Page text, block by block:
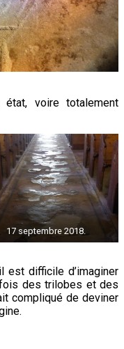
voire totalement
17 septembre 2018.
est difficile d’imaginer
des trilobes et des
compliqué de deviner